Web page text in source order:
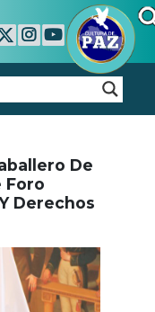
De
Foro
Derechos